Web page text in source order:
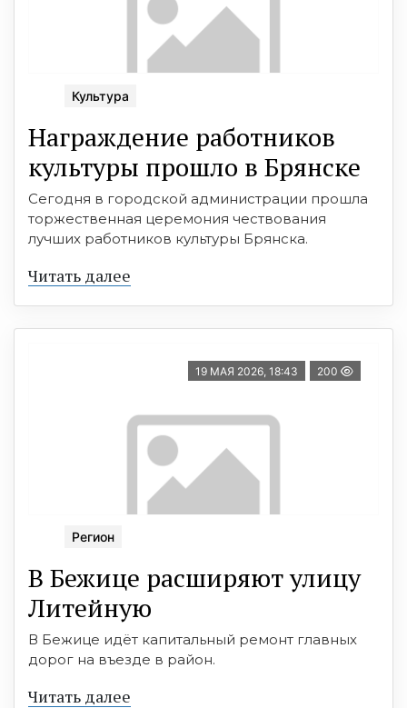
Культура
Награждение работников
культуры прошло в Брянске
Сегодня в городской администрации прошла
торжественная церемония чествования
лучших работников культуры Брянска.
Читать далее
19 МАЯ 2026, 18:43 200
Регион
В Бежице расширяют улицу
Литейную
В Бежице идёт капитальный ремонт главных
дорог на въезде в район.
Читать далее